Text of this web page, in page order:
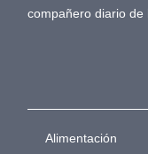
compañero diario de
Alimentación